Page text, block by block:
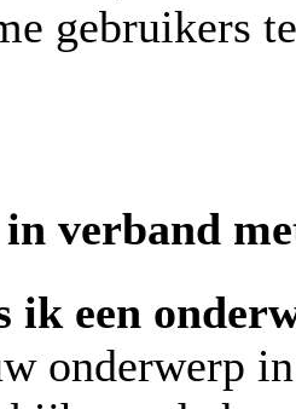
gebruikers
verband
ik een
onderwerp